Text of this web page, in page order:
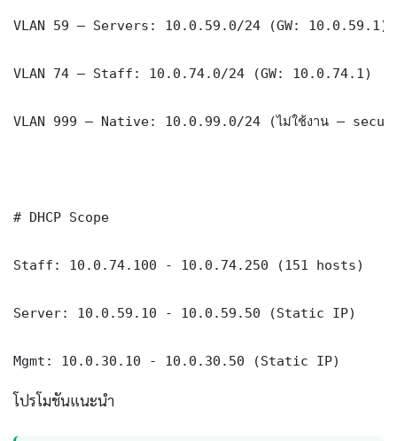
VLAN 59 — Servers: 10.0.59.0/24 (GW: 10.0.59.1)
VLAN 74 — Staff: 10.0.74.0/24 (GW: 10.0.74.1)
VLAN 999 — Native: 10.0.99.0/24 (ไม่ใช้งาน —
# DHCP Scope
Staff: 10.0.74.100 - 10.0.74.250 (151 hosts)
Server: 10.0.59.10 - 10.0.59.50 (Static IP)
Mgmt: 10.0.30.10 - 10.0.30.50 (Static IP)
โปรโมชันแนะนำ